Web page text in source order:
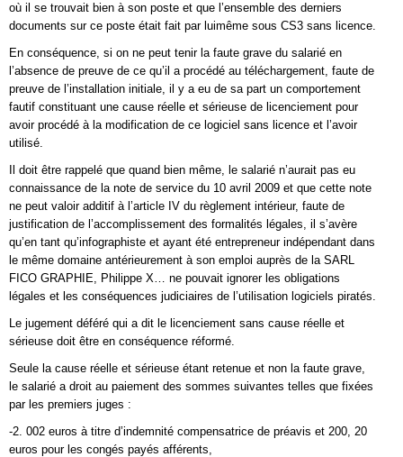
où il se trouvait bien à son poste et que l’ensemble des derniers
documents sur ce poste était fait par luimême sous CS3 sans licence.
En conséquence, si on ne peut tenir la faute grave du salarié en
l’absence de preuve de ce qu’il a procédé au téléchargement, faute de
preuve de l’installation initiale, il y a eu de sa part un comportement
fautif constituant une cause réelle et sérieuse de licenciement pour
avoir procédé à la modification de ce logiciel sans licence et l’avoir
utilisé.
Il doit être rappelé que quand bien même, le salarié n’aurait pas eu
connaissance de la note de service du 10 avril 2009 et que cette note
ne peut valoir additif à l’article IV du règlement intérieur, faute de
justification de l’accomplissement des formalités légales, il s’avère
qu’en tant qu’infographiste et ayant été entrepreneur indépendant dans
le même domaine antérieurement à son emploi auprès de la SARL
FICO GRAPHIE, Philippe X… ne pouvait ignorer les obligations
légales et les conséquences judiciaires de l’utilisation logiciels piratés.
Le jugement déféré qui a dit le licenciement sans cause réelle et
sérieuse doit être en conséquence réformé.
Seule la cause réelle et sérieuse étant retenue et non la faute grave,
le salarié a droit au paiement des sommes suivantes telles que fixées
par les premiers juges :
-2. 002 euros à titre d’indemnité compensatrice de préavis et 200, 20
euros pour les congés payés afférents,